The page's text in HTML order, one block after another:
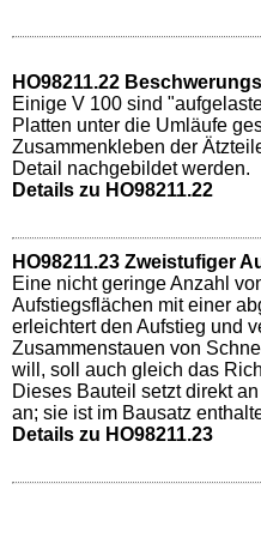
HO98211.22
Einige V 100 sind
Platten unter die Umläufe
Zusammenkleben der
Detail nachgebildet werden.
Details zu HO98211.22
HO98211.23 Zweistufiger
Eine nicht geringe Anzahl
Aufstiegsflächen mit einer
erleichtert den Aufstieg und
Zusammenstauen von
will, soll auch gleich das
Dieses Bauteil setzt direkt
an; sie ist im Bausatz
Details zu HO98211.23